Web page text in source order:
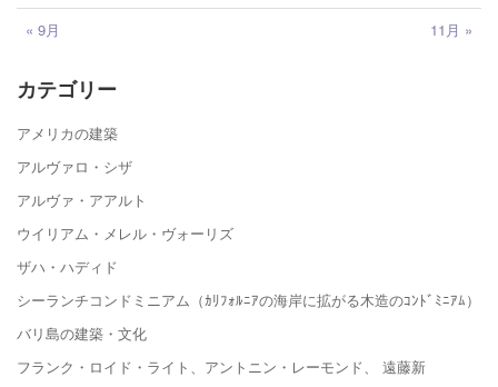
« 9月 11月 »
カテゴリー
アメリカの建築
アルヴァロ・シザ
アルヴァ・アアルト
ウイリアム・メレル・ヴォーリズ
ザハ・ハディド
シーランチコンドミニアム（ｶﾘﾌｫﾙﾆｱの海岸に拡がる木造のｺﾝﾄﾞﾐﾆｱﾑ）
バリ島の建築・文化
フランク・ロイド・ライト、アントニン・レーモンド、 遠藤新